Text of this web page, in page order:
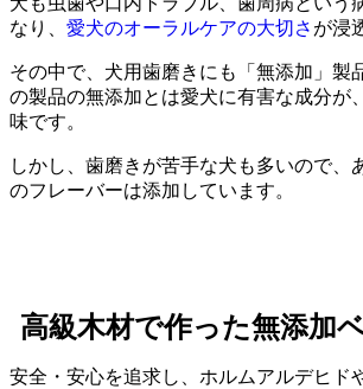
なり、 愛犬のオーラルケアの大切さ が浸
その中で、犬用歯磨きにも「無添加」製
の製品の無添加とは愛犬に有害な成分が
味です。
しかし、歯磨きが苦手な犬も多いので、
のフレーバーは添加しています。
高級木材で作った無添加
安全・安心を追求し、ホルムアルデヒド